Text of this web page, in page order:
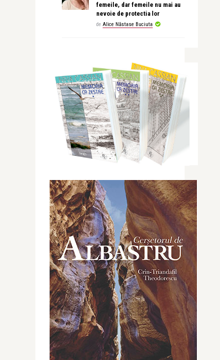
femeile, dar femeile nu mai au
nevoie de protectia lor
de Alice Năstase Buciuta